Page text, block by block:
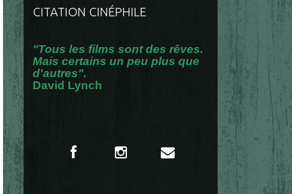
CITATION CINÉPHILE
"Tous les films sont des rêves.
Mais certains un peu plus que
d'autres".
David Lynch